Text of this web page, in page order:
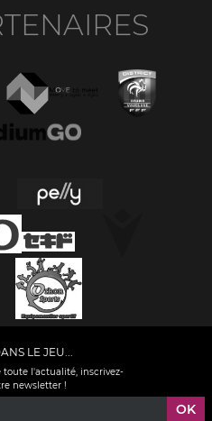
LE JEU...
toute l'actualité, inscrivez-
newsletter !